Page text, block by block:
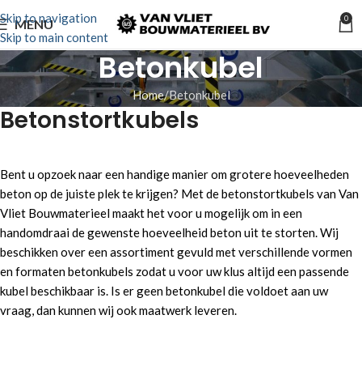
Skip to navigation
Skip to main content
MENU 0
Betonkubel
Home Betonkubel
Betonstortkubels
Bent u opzoek naar een handige manier om grotere hoeveelheden
beton op de juiste plek te krijgen? Met de betonstortkubels van Van
Vliet Bouwmaterieel maakt het voor u mogelijk om in een
handomdraai de gewenste hoeveelheid beton uit te storten. Wij
beschikken over een assortiment gevuld met verschillende vormen
en formaten betonkubels zodat u voor uw klus altijd een passende
kubel beschikbaar is. Is er geen betonkubel die voldoet aan uw
vraag, dan kunnen wij ook maatwerk leveren.